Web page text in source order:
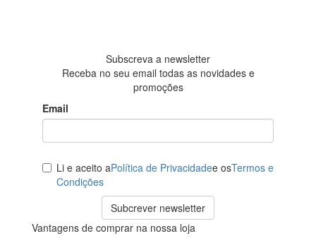
Subscreva a newsletter
Receba no seu email todas as novidades e
promoções
Email
Li e aceito aPolítica de Privacidadee osTermos e
Condições
Subcrever newsletter
Vantagens de comprar na nossa loja